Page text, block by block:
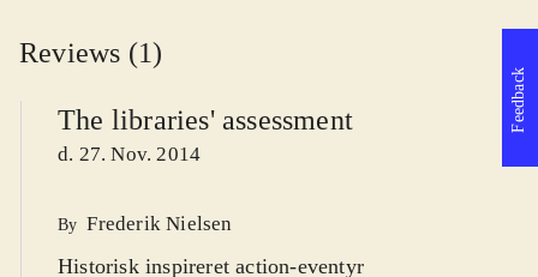
Reviews (1)
The libraries' assessment
d. 27. Nov. 2014
By Frederik Nielsen
Historisk inspireret action-eventyr
Feedback